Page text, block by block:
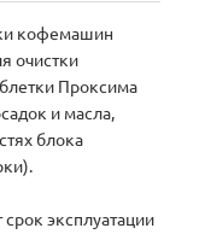
кофемашин
очистки
Проксима
и масла,
блока
эксплуатации